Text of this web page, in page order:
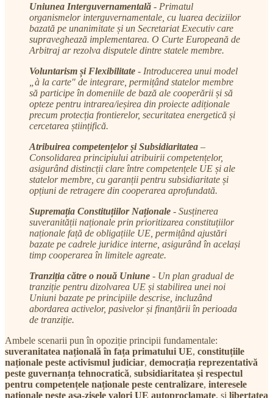
Uniunea Interguvernamentală - Primatul
organismelor interguvernamentale, cu luarea deciziilor
bazată pe unanimitate și un Secretariat Executiv care
supraveghează implementarea. O Curte Europeană de
Arbitraj ar rezolva disputele dintre statele membre.
Voluntarism și Flexibilitate - Introducerea unui model
„à la carte" de integrare, permițând statelor membre
să participe în domeniile de bază ale cooperării și să
opteze pentru intrarea/ieșirea din proiecte adiționale
precum protecția frontierelor, securitatea energetică și
cercetarea științifică.
Atribuirea competențelor și Subsidiaritatea –
Consolidarea principiului atribuirii competențelor,
asigurând distincții clare între competențele UE și ale
statelor membre, cu garanții pentru subsidiaritate și
opțiuni de retragere din cooperarea aprofundată.
Supremația Constituțiilor Naționale - Susținerea
suveranității naționale prin prioritizarea constituțiilor
naționale față de obligațiile UE, permițând ajustări
bazate pe cadrele juridice interne, asigurând în același
timp cooperarea în limitele agreate.
Tranziția către o nouă Uniune - Un plan gradual de
tranziție pentru dizolvarea UE și stabilirea unei noi
Uniuni bazate pe principiile descrise, incluzând
abordarea activelor, pasivelor și finanțării în perioada
de tranziție.
Ambele scenarii pun în opoziție principii fundamentale:
suveranitatea națională în fața primatului UE, constituțiile
naționale peste activismul judiciar, democrația reprezentativă
peste guvernanța tehnocratică, subsidiaritatea și respectul
pentru competențele naționale peste centralizare, interesele
naționale peste așa-zisele valori UE autoproclamate, și libertatea